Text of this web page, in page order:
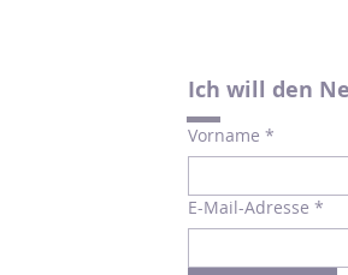
Ich will den
Vorname *
E-Mail-Adresse *